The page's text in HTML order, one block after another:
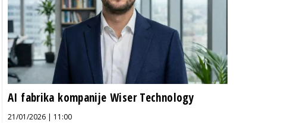
AI fabrika kompanije Wiser Technology
21/01/2026 | 11:00